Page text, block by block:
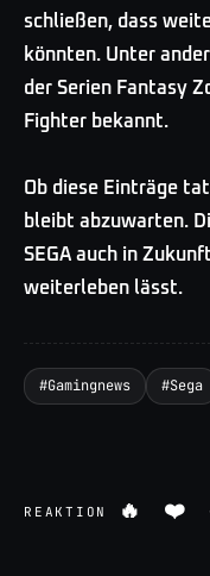
schließen, dass
könnten. Unter
der Serien Fantasy
Fighter bekannt.
Ob diese Einträge
bleibt abzuwarten.
SEGA auch in
weiterleben lässt.
#Gamingnews #Sega
REAKTION 🔥 ❤️